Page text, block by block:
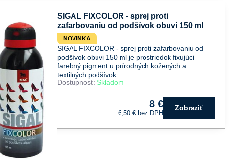
SIGAL FIXCOLOR - sprej proti
zafarbovaniu od podšívok obuvi 150 ml
NOVINKA
SIGAL FIXCOLOR - sprej proti zafarbovaniu od
podšívok obuvi 150 ml je prostriedok fixujúci
farebný pigment u prírodných kožených a
textilných podšívok.
Dostupnosť: Skladom
8 €
6,50 € bez DPH
Zobraziť